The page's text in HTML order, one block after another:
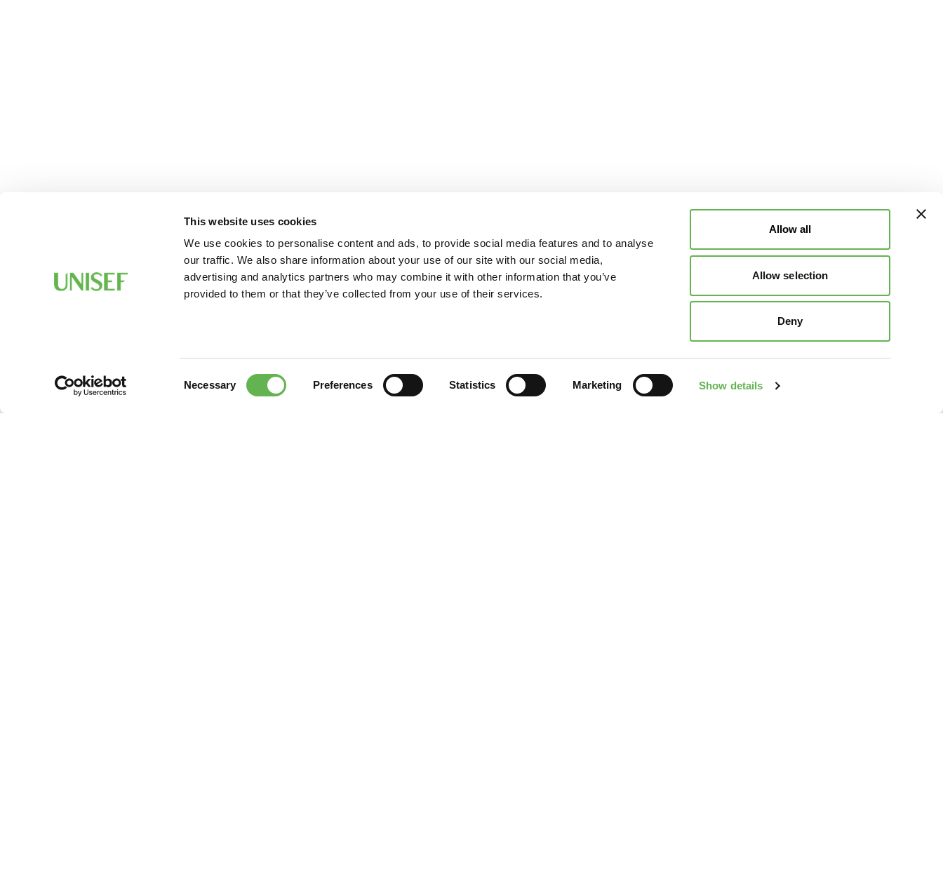
This website uses cookies
We use cookies to personalise content and ads, to provide social media features and to analyse
our traffic. We also share information about your use of our site with our social media,
advertising and analytics partners who may combine it with other information that you’ve
provided to them or that they’ve collected from your use of their services.
Necessary Preferences Statistics Marketing Show details
Allow all
Allow selection
Deny